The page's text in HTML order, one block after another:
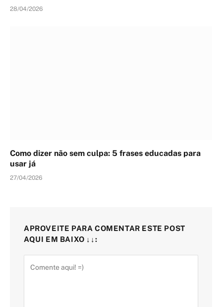
28/04/2026
Como dizer não sem culpa: 5 frases educadas para
usar já
27/04/2026
APROVEITE PARA COMENTAR ESTE POST
AQUI EM BAIXO ↓↓: